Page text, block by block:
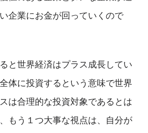
企業にお金が回っていくので
と世界経済はプラス成長してい
体に投資するという意味で世界
は合理的な投資対象であるとは
もう１つ大事な視点は、自分が